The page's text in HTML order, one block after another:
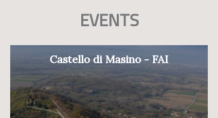
EVENTS
Castello di Masino - FAI